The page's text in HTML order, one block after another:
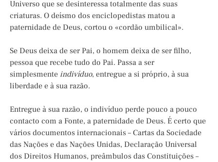
Universo que se desinteressa totalmente das suas
criaturas. O deísmo dos enciclopedistas matou a
paternidade de Deus, cortou o «cordão umbilical».
Se Deus deixa de ser Pai, o homem deixa de ser filho,
pessoa que recebe tudo do Pai. Passa a ser
simplesmente indivíduo, entregue a si próprio, à sua
liberdade e à sua razão.
Entregue à sua razão, o indivíduo perde pouco a pouco
contacto com a Fonte, a paternidade de Deus. É certo que
vários documentos internacionais – Cartas da Sociedade
das Nações e das Nações Unidas, Declaração Universal
dos Direitos Humanos, preâmbulos das Constituições –